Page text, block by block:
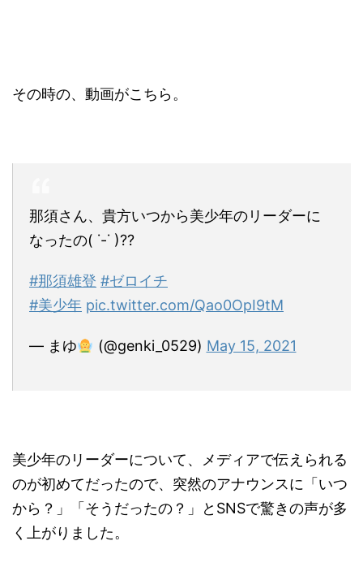
その時の、動画がこちら。
那須さん、貴方いつから美少年のリーダーに
なったの( ˙-˙ )??
#那須雄登 #ゼロイチ
#美少年 pic.twitter.com/Qao0OpI9tM
— まゆ (@genki_0529) May 15, 2021
美少年のリーダーについて、メディアで伝えられる
のが初めてだったので、突然のアナウンスに「いつ
から？」「そうだったの？」とSNSで驚きの声が多
く上がりました。